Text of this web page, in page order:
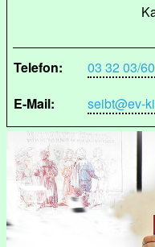
Telefon:
03 32 03/
E-Mail:
seibt@ev-